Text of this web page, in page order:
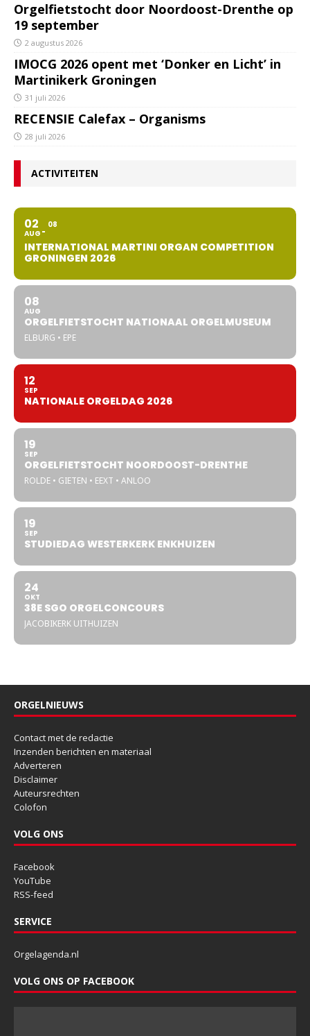
Orgelfietstocht door Noordoost-Drenthe op
19 september
2 augustus 2026
IMOCG 2026 opent met ‘Donker en Licht’ in
Martinikerk Groningen
31 juli 2026
RECENSIE Calefax – Organisms
28 juli 2026
ACTIVITEITEN
02
AUG
08
INTERNATIONAL MARTINI ORGAN COMPETITION
GRONINGEN 2026
08
AUG
ORGELFIETSTOCHT NATIONAAL ORGELMUSEUM
ELBURG • EPE
12
SEP
NATIONALE ORGELDAG 2026
19
SEP
ORGELFIETSTOCHT NOORDOOST-DRENTHE
ROLDE • GIETEN • EEXT • ANLOO
19
SEP
STUDIEDAG WESTERKERK ENKHUIZEN
24
OKT
38E SGO ORGELCONCOURS
JACOBIKERK UITHUIZEN
ORGELNIEUWS
Contact met de redactie
Inzenden berichten en materiaal
Adverteren
Disclaimer
Auteursrechten
Colofon
VOLG ONS
Facebook
YouTube
RSS-feed
SERVICE
Orgelagenda.nl
VOLG ONS OP FACEBOOK